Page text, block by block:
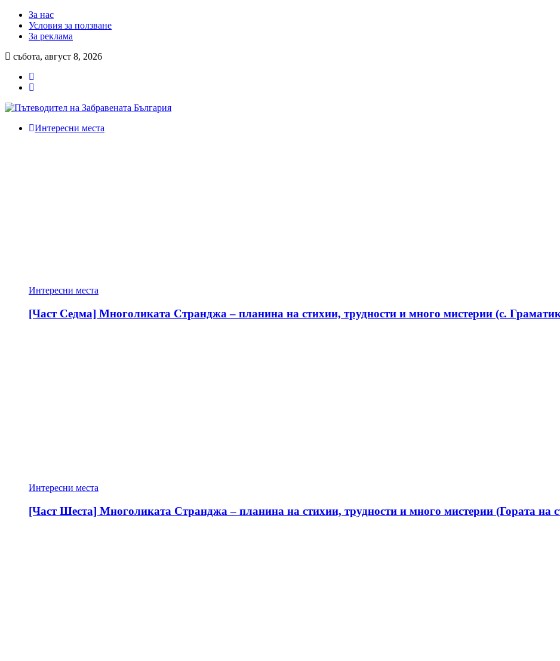
За нас
Условия за ползване
За реклама
събота, август 8, 2026
Интересни места
Интересни места
[Част Седма] Многоликата Странджа – планина на стихии, трудности и много мистерии (с.
Интересни места
[Част Шеста] Многоликата Странджа – планина на стихии, трудности и много мистерии (Гората на